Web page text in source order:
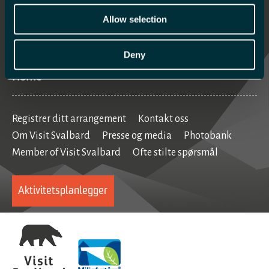
Allow selection
Deny
Hva skjer
Home
Registrer ditt arrangement
Kontakt oss
Om Visit Svalbard
Presse og media
Photobank
Member of Visit Svalbard
Ofte stilte spørsmål
Aktivitetsplanlegger